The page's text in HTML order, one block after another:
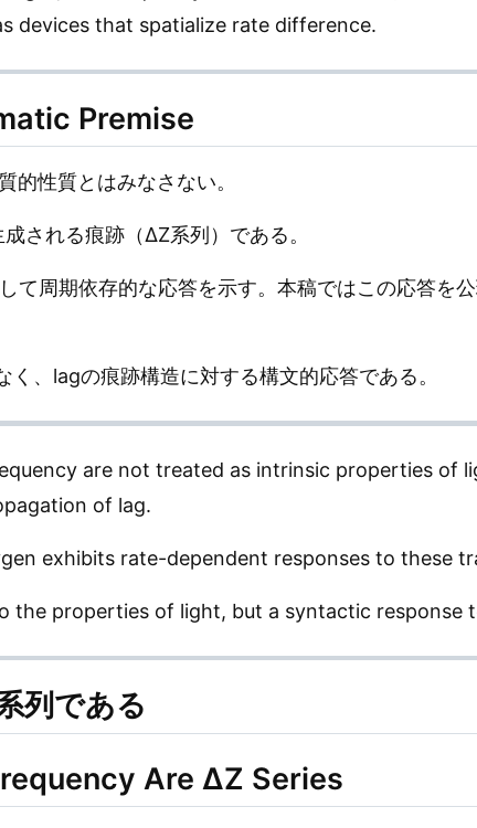
devices that spatialize rate difference.
Premise
的性質とはみなさない。
される痕跡（ΔZ系列）である。
て周期依存的な応答を示す。本稿ではこの応答を
、lagの痕跡構造に対する構文的応答である。
are not treated as intrinsic properties of
of lag.
exhibits rate-dependent responses to these
the properties of light, but a syntactic
列である
Are ΔZ Series